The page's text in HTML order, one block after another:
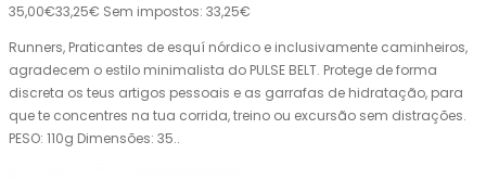
35,00€33,25€ Sem impostos: 33,25€
Runners, Praticantes de esquí nórdico e inclusivamente caminheiros,
agradecem o estilo minimalista do PULSE BELT. Protege de forma
discreta os teus artigos pessoais e as garrafas de hidratação, para
que te concentres na tua corrida, treino ou excursão sem distrações.
PESO: 110g Dimensões: 35..